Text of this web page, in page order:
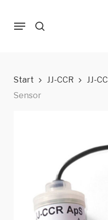
Menu
Start JJ-CCR JJ-
Sensor